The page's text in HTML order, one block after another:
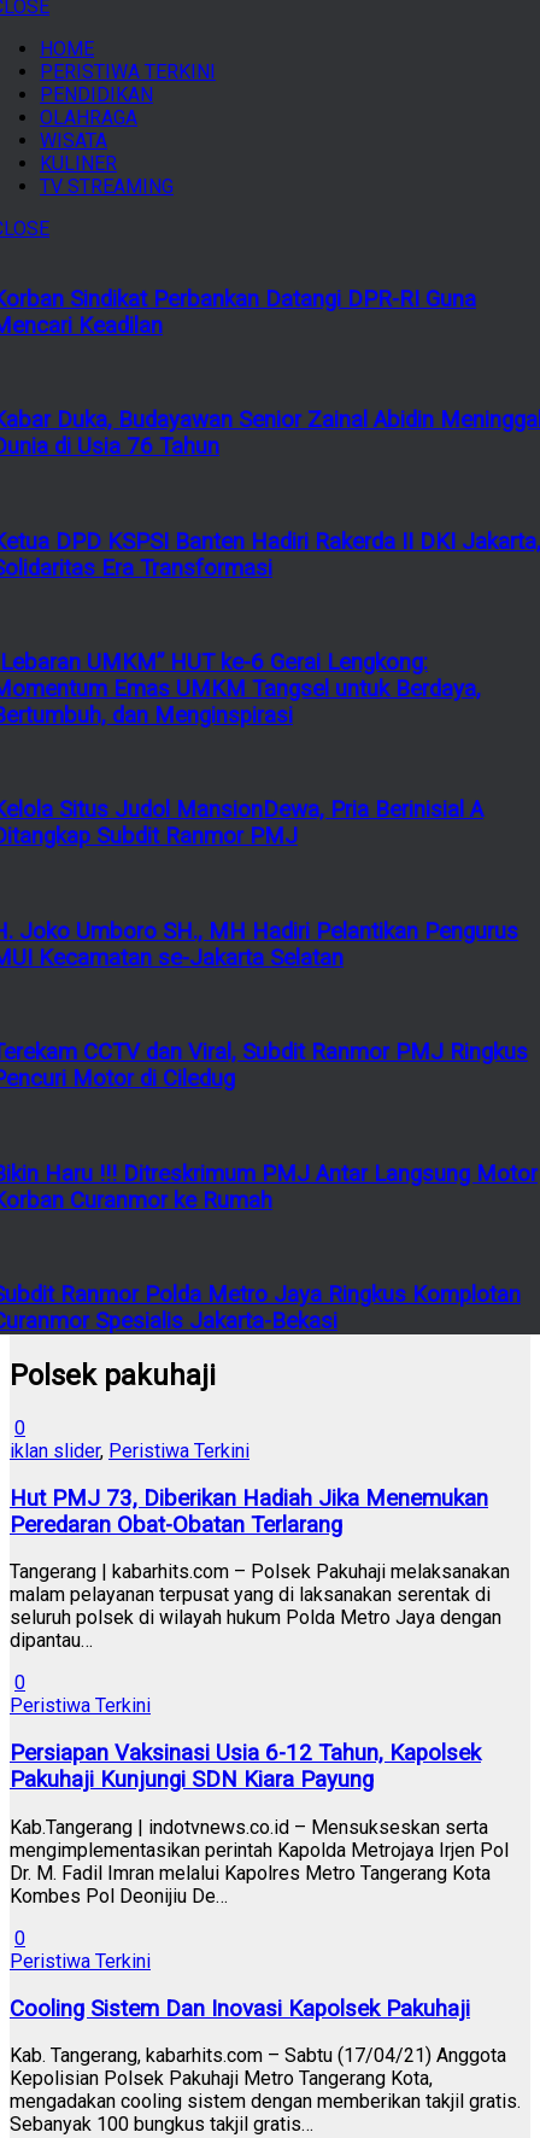
HOME
PERISTIWA TERKINI
PENDIDIKAN
OLAHRAGA
WISATA
KULINER
TV STREAMING
Sindikat Perbankan Datangi DPR-RI Guna
Keadilan
Duka, Budayawan Senior Zainal Abidin
di Usia 76 Tahun
DPD KSPSI Banten Hadiri Rakerda II DKI Jakarta,
Era Transformasi
UMKM” HUT ke-6 Gerai Lengkong:
Emas UMKM Tangsel untuk Berdaya,
dan Menginspirasi
Situs Judol MansionDewa, Pria Berinisial A
Subdit Ranmor PMJ
Joko Umboro SH., MH Hadiri Pelantikan Pengurus
Kecamatan se-Jakarta Selatan
CCTV dan Viral, Subdit Ranmor PMJ Ringkus
Motor di Ciledug
Haru !!! Ditreskrimum PMJ Antar Langsung Motor
Curanmor ke Rumah
Ranmor Polda Metro Jaya Ringkus Komplotan
Spesialis Jakarta-Bekasi
Polsek pakuhaji
0
iklan slider, Peristiwa Terkini
Hut PMJ 73, Diberikan Hadiah Jika Menemukan
Peredaran Obat-Obatan Terlarang
Tangerang | kabarhits.com – Polsek Pakuhaji melaksanakan
malam pelayanan terpusat yang di laksanakan serentak di
seluruh polsek di wilayah hukum Polda Metro Jaya dengan
dipantau…
0
Peristiwa Terkini
Persiapan Vaksinasi Usia 6-12 Tahun, Kapolsek
Pakuhaji Kunjungi SDN Kiara Payung
Kab.Tangerang | indotvnews.co.id – Mensukseskan serta
mengimplementasikan perintah Kapolda Metrojaya Irjen Pol
Dr. M. Fadil Imran melalui Kapolres Metro Tangerang Kota
Kombes Pol Deonijiu De…
0
Peristiwa Terkini
Cooling Sistem Dan Inovasi Kapolsek Pakuhaji
Kab. Tangerang, kabarhits.com – Sabtu (17/04/21) Anggota
Kepolisian Polsek Pakuhaji Metro Tangerang Kota,
mengadakan cooling sistem dengan memberikan takjil gratis.
Sebanyak 100 bungkus takjil gratis…